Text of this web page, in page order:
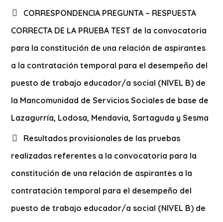
CORRESPONDENCIA PREGUNTA – RESPUESTA
CORRECTA DE LA PRUEBA TEST de la convocatoria
para la constitución de una relación de aspirantes
a la contratación temporal para el desempeño del
puesto de trabajo educador/a social (NIVEL B) de
la Mancomunidad de Servicios Sociales de base de
Lazagurría, Lodosa, Mendavia, Sartaguda y Sesma
Resultados provisionales de las pruebas
realizadas referentes a la convocatoria para la
constitución de una relación de aspirantes a la
contratación temporal para el desempeño del
puesto de trabajo educador/a social (NIVEL B) de